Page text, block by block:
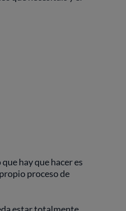
hay que hacer es
proceso de